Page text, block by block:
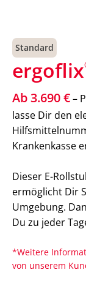
Standard
ergoflix
Ab 3.690 €–
lasse Dir den
Krankenkasse
Dieser E-
ermöglicht Dir
Umgebung.
Du zu jeder
*Weitere
von unserem